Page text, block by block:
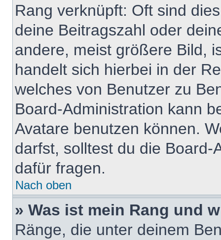
Rang verknüpft: Oft sind
deine Beitragszahl oder
andere, meist größere Bild,
handelt sich hierbei in der
welches von Benutzer zu
Board-Administration kann
Avatare benutzen können.
darfst, solltest du die
dafür fragen.
Nach oben
» Was ist mein Rang und
Ränge, die unter deinem